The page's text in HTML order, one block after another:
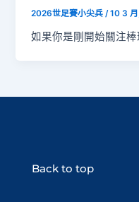
2026世足賽小尖兵/10 3
如果你是剛開始關注
Back to top